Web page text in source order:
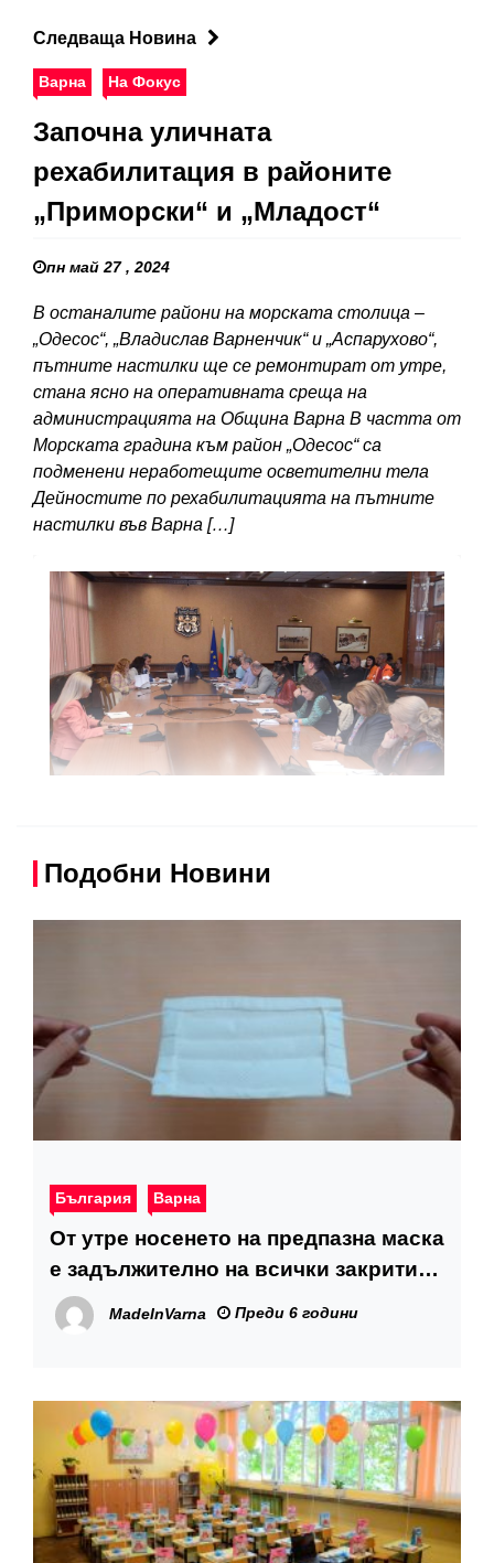
Следваща Новина
Варна На Фокус
Започна уличната
рехабилитация в районите
„Приморски“ и „Младост“
пн май 27 , 2024
В останалите райони на морската столица –
„Одесос“, „Владислав Варненчик“ и „Аспарухово“,
пътните настилки ще се ремонтират от утре,
стана ясно на оперативната среща на
администрацията на Община Варна В частта от
Морската градина към район „Одесос“ са
подменени неработещите осветителни тела
Дейностите по рехабилитацията на пътните
настилки във Варна […]
Подобни Новини
България Варна
От утре носенето на предпазна маска
е задължително на всички закрити
обществени места
MadeInVarna Преди 6 години